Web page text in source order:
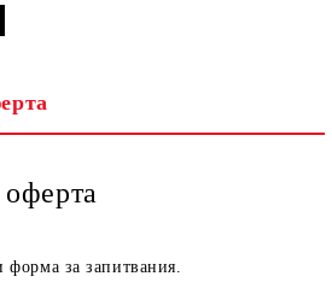
оферта
форма за запитвания.